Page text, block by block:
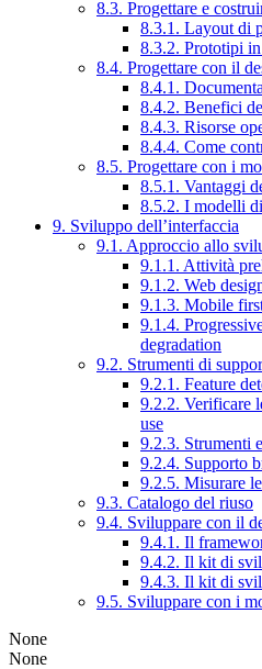
8.3. Progettare e
8.3.1. Layout di
8.3.2. Prototipi
8.4. Progettare con il
8.4.1.
8.4.2. Benefici
8.4.3. Risorse
8.4.4. Come
8.5. Progettare con i
8.5.1. Vantaggi
8.5.2. I modelli
9. Sviluppo dell’interfaccia
9.1. Approccio allo
9.1.1. Attività
9.1.2. Web
9.1.3. Mobile
9.1.4.
degradation
9.2. Strumenti di
9.2.1. Feature
9.2.2. Verificare
use
9.2.3. Strumenti
9.2.4. Supporto
9.2.5. Misurare
9.3. Catalogo del riuso
9.4. Sviluppare con il
9.4.1. Il
9.4.2. Il kit di
9.4.3. Il kit di
9.5. Sviluppare con i
None
None